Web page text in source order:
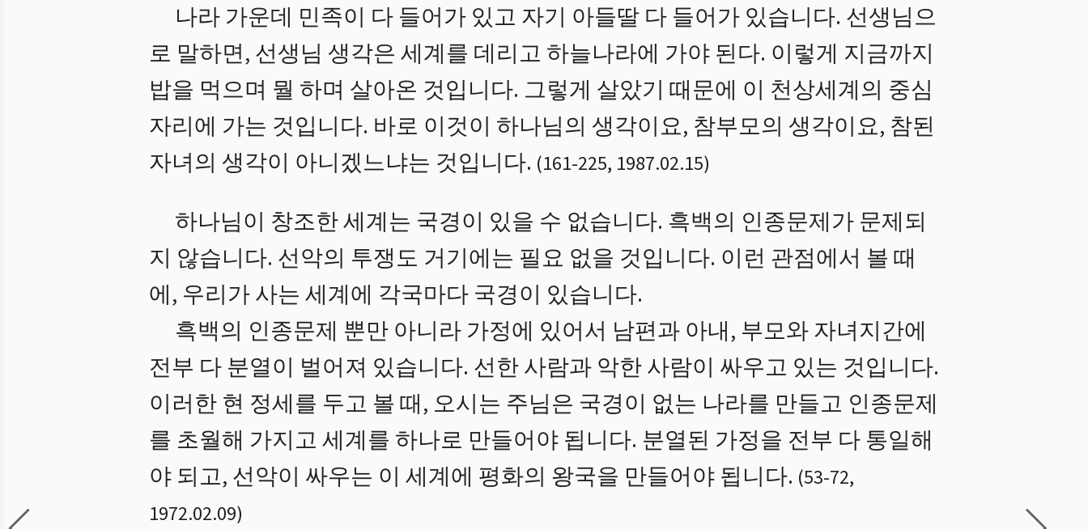
나라 가운데 민족이 다 들어가 있고 자기 아들딸 다 들어가 있습니다. 선생님으
로 말하면, 선생님 생각은 세계를 데리고 하늘나라에 가야 된다. 이렇게 지금까지
밥을 먹으며 뭘 하며 살아온 것입니다. 그렇게 살았기 때문에 이 천상세계의 중심
자리에 가는 것입니다. 바로 이것이 하나님의 생각이요, 참부모의 생각이요, 참된
자녀의 생각이 아니겠느냐는 것입니다. (161-225, 1987.02.15)
하나님이 창조한 세계는 국경이 있을 수 없습니다. 흑백의 인종문제가 문제되
지 않습니다. 선악의 투쟁도 거기에는 필요 없을 것입니다. 이런 관점에서 볼 때
에, 우리가 사는 세계에 각국마다 국경이 있습니다.
흑백의 인종문제 뿐만 아니라 가정에 있어서 남편과 아내, 부모와 자녀지간에
전부 다 분열이 벌어져 있습니다. 선한 사람과 악한 사람이 싸우고 있는 것입니다.
이러한 현 정세를 두고 볼 때, 오시는 주님은 국경이 없는 나라를 만들고 인종문제
를 초월해 가지고 세계를 하나로 만들어야 됩니다. 분열된 가정을 전부 다 통일해
야 되고, 선악이 싸우는 이 세계에 평화의 왕국을 만들어야 됩니다. (53-72,
1972.02.09)